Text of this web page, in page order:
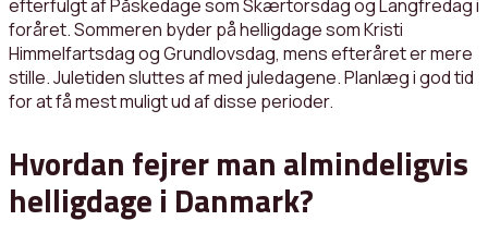
efterfulgt af Påskedage som Skærtorsdag og Langfredag i
foråret. Sommeren byder på helligdage som Kristi
Himmelfartsdag og Grundlovsdag, mens efteråret er mere
stille. Juletiden sluttes af med juledagene. Planlæg i god tid
for at få mest muligt ud af disse perioder.
Hvordan fejrer man almindeligvis
helligdage i Danmark?